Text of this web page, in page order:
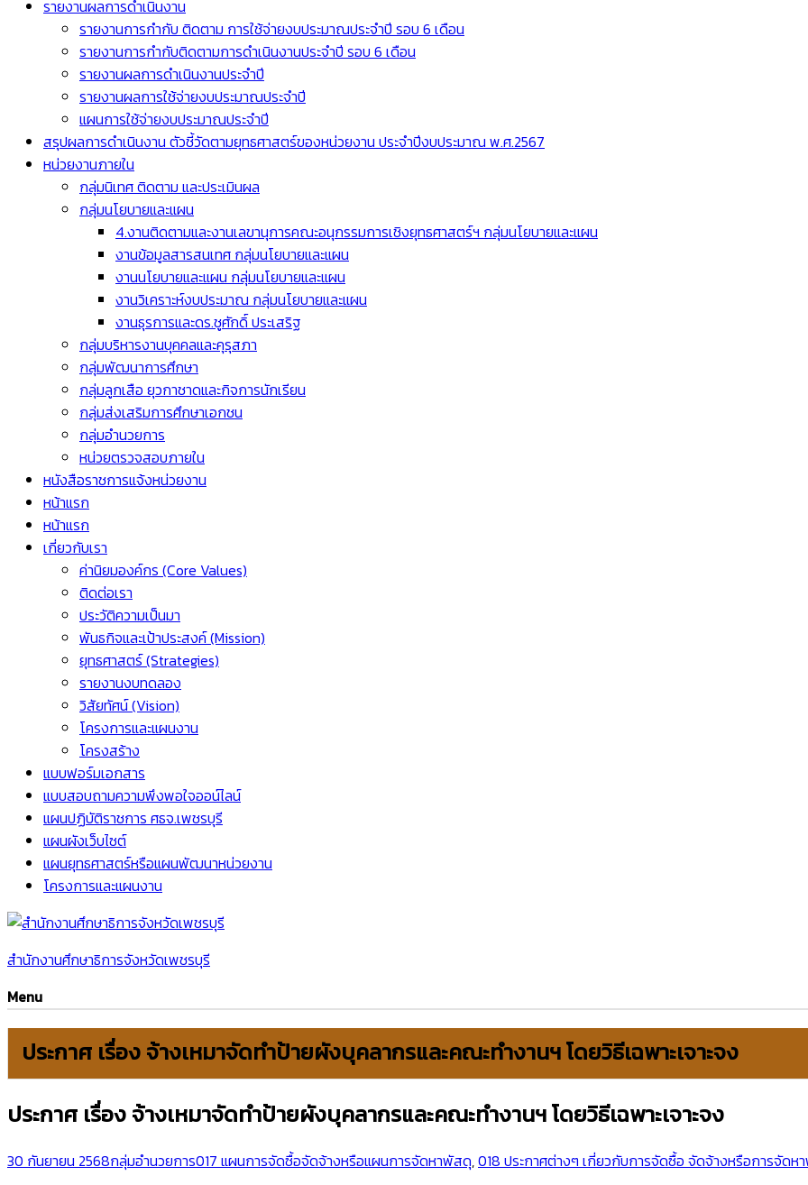
รายงานผลการดำเนินงาน
รายงานการกำกับ ติดตาม การใช้จ่ายงบประมาณประจำปี รอบ 6 เดือน
รายงานการกำกับติดตามการดำเนินงานประจำปี รอบ 6 เดือน
รายงานผลการดำเนินงานประจำปี
รายงานผลการใช้จ่ายงบประมาณประจำปี
แผนการใช้จ่ายงบประมาณประจำปี
สรุปผลการดำเนินงาน ตัวชี้วัดตามยุทธศาสตร์ของหน่วยงาน ประจำปีงบประมาณ พ.ศ.2567
หน่วยงานภายใน
กลุ่มนิเทศ ติดตาม และประเมินผล
กลุ่มนโยบายและแผน
4.งานติดตามและงานเลขานุการคณะอนุกรรมการเชิงยุทธศาสตร์ฯ กลุ่มนโยบายและแผน
งานข้อมูลสารสนเทศ กลุ่มนโยบายและแผน
งานนโยบายและแผน กลุ่มนโยบายและแผน
งานวิเคราะห์งบประมาณ กลุ่มนโยบายและแผน
งานธุรการและดร.ชูศักดิ์ ประเสริฐ
กลุ่มบริหารงานบุคคลและคุรุสภา
กลุ่มพัฒนาการศึกษา
กลุ่มลูกเสือ ยุวกาชาดและกิจการนักเรียน
กลุ่มส่งเสริมการศึกษาเอกชน
กลุ่มอำนวยการ
หน่วยตรวจสอบภายใน
หนังสือราชการแจ้งหน่วยงาน
หน้าแรก
หน้าแรก
เกี่ยวกับเรา
ค่านิยมองค์กร (Core Values)
ติดต่อเรา
ประวัติความเป็นมา
พันธกิจและเป้าประสงค์ (Mission)
ยุทธศาสตร์ (Strategies)
รายงานงบทดลอง
วิสัยทัศน์ (Vision)
โครงการและแผนงาน
โครงสร้าง
แบบฟอร์มเอกสาร
แบบสอบถามความพึงพอใจออน์ไลน์
แผนปฏิบัติราชการ ศธจ.เพชรบุรี
แผนผังเว็บไซต์
แผนยุทธศาสตร์หรือแผนพัฒนาหน่วยงาน
โครงการและแผนงาน
สำนักงานศึกษาธิการจังหวัดเพชรบุรี
Menu
ประกาศ เรื่อง จ้างเหมาจัดทำป้ายผังบุคลากรและคณะทำงานฯ โดยวิธีเฉพาะเจาะจง
ประกาศ เรื่อง จ้างเหมาจัดทำป้ายผังบุคลากรและคณะทำงานฯ โดยวิธีเฉพาะเจาะจง
30 กันยายน 2568กลุ่มอำนวยการ017 แผนการจัดซื้อจัดจ้างหรือแผนการจัดหาพัสดุ,018 ประกาศต่างๆ เกี่ยวกับการจัดซื้อ จัดจ้างหรือการจัดห